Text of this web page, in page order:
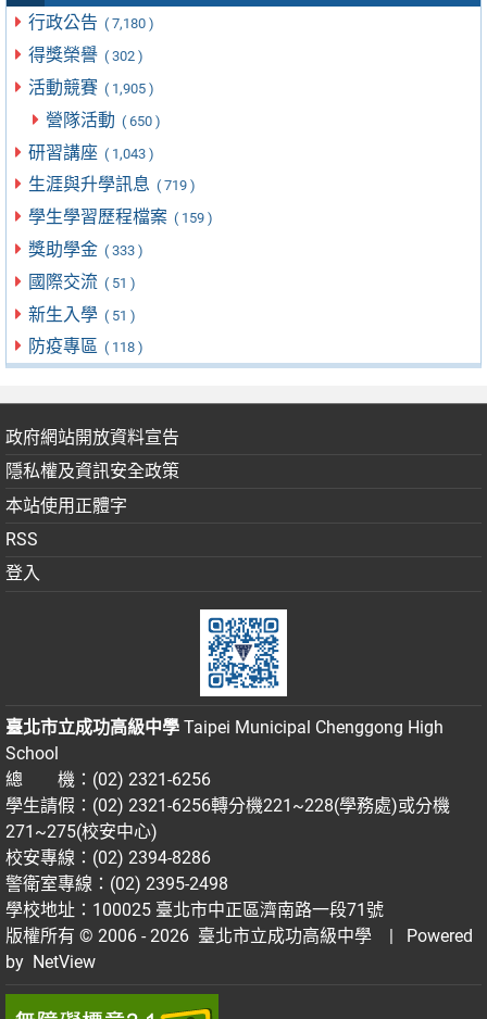
行政公告 ( 7,180 )
得獎榮譽 ( 302 )
活動競賽 ( 1,905 )
營隊活動 ( 650 )
研習講座 ( 1,043 )
生涯與升學訊息 ( 719 )
學生學習歷程檔案 ( 159 )
獎助學金 ( 333 )
國際交流 ( 51 )
新生入學 ( 51 )
防疫專區 ( 118 )
政府網站開放資料宣告
隱私權及資訊安全政策
本站使用正體字
RSS
登入
臺北市立成功高級中學 Taipei Municipal Chenggong High
School
總 機：(02) 2321-6256
學生請假：(02) 2321-6256轉分機221~228(學務處)或分機
271~275(校安中心)
校安專線：(02) 2394-8286
警衛室專線：(02) 2395-2498
學校地址：100025 臺北市中正區濟南路一段71號
版權所有 © 2006 - 2026 臺北市立成功高級中學
| Powered
by NetView